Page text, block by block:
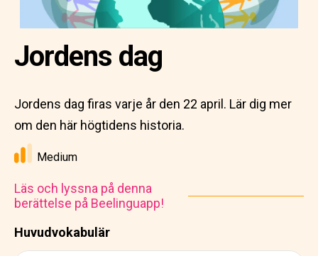
Huvudvokabulär
Jordens dag
Jordens dag firas varje år den 22 april. Lär dig mer
om den här högtidens historia.
Medium
Läs och lyssna på denna
berättelse på Beelinguapp!